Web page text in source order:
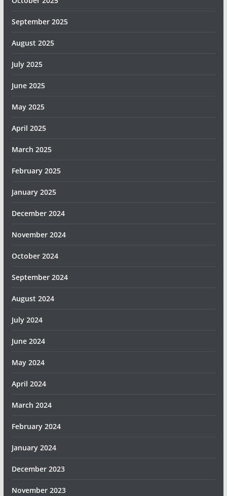
September 2025
August 2025
July 2025
June 2025
May 2025
April 2025
March 2025
February 2025
January 2025
December 2024
November 2024
October 2024
September 2024
August 2024
July 2024
June 2024
May 2024
April 2024
March 2024
February 2024
January 2024
December 2023
November 2023